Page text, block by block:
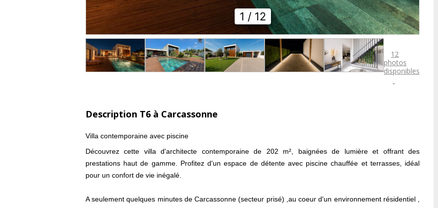
1 / 12
12
photos
disponibles

Description T6 à Carcassonne
Villa contemporaine avec piscine
Découvrez cette villa d'architecte contemporaine de 202 m², baignées de lumière et offrant des
prestations haut de gamme. Profitez d'un espace de détente avec piscine chauffée et terrasses, idéal
pour un confort de vie inégalé.
A seulement quelques minutes de Carcassonne (secteur prisé) ,au coeur d'un environnement résidentiel ,